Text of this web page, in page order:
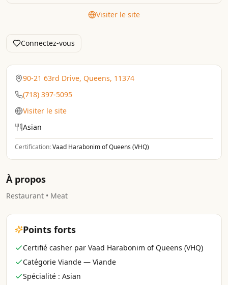
Visiter le site
Connectez-vous
90-21 63rd Drive, Queens, 11374
(718) 397-5095
Visiter le site
Asian
Certification:Vaad Harabonim of Queens (VHQ)
À propos
Restaurant • Meat
Points forts
Certifié casher par Vaad Harabonim of Queens (VHQ)
Catégorie Viande — Viande
Spécialité : Asian